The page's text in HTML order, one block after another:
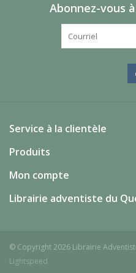
Abonnez-vous
Service à la clientèle
Produits
Mon compte
Librairie adventiste du
© Copyright 2026 Librairie
Lightspeed